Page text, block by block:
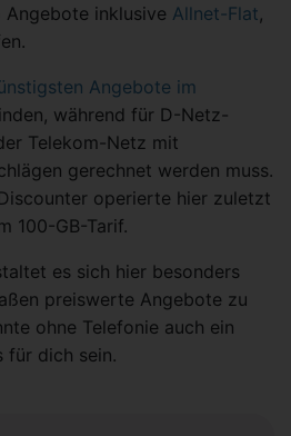
inklusive Allnet-Flat,
Angebote im
während für D-Netz-
Telekom-Netz mit
gerechnet werden muss.
operierte hier zuletzt
100-GB-Tarif.
es sich hier besonders
preiswerte Angebote zu
ohne Telefonie auch ein
für dich sein.